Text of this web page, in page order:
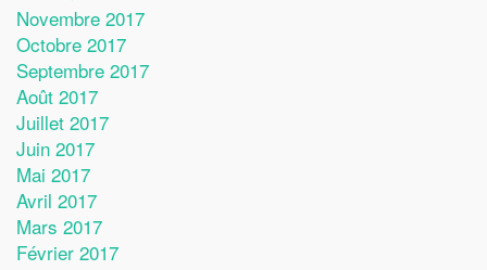
Novembre 2017
Octobre 2017
Septembre 2017
Août 2017
Juillet 2017
Juin 2017
Mai 2017
Avril 2017
Mars 2017
Février 2017